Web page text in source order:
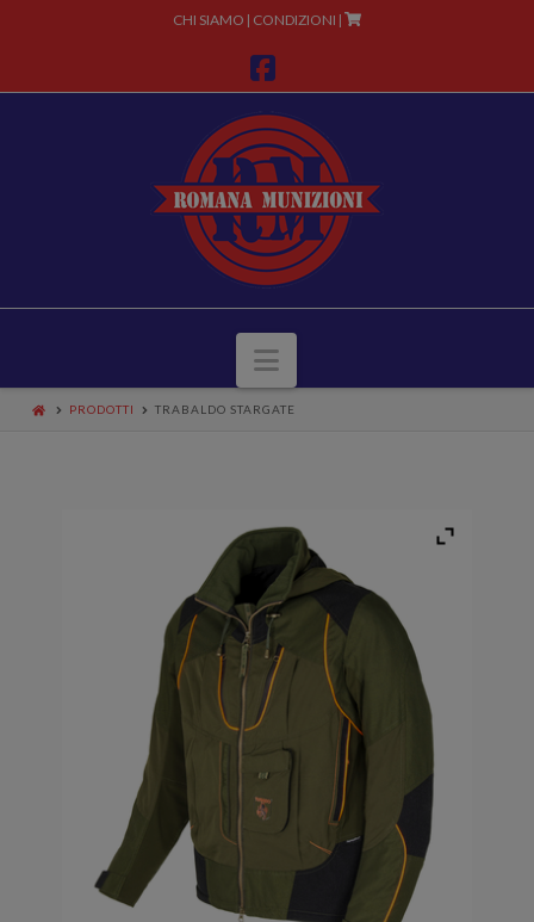
CHI SIAMO | CONDIZIONI |
Facebook
Navigazione
PRODOTTI TRABALDO STARGATE